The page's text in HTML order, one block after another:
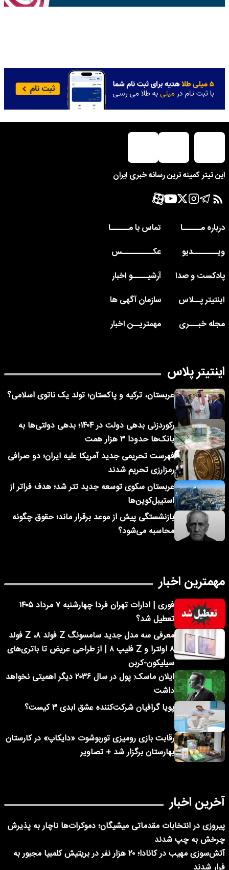
این تیتر کمینه ترین رسانه خبری ایران
درباره مــــــا
تماس با مــــــا
ویــــــــدیو
عکــــــــــس
پادکست و صدا
آرشیـــــو اخبار
اینتیتر پــلاس
سازمان آگهی ها
مجله خبـــری
مهمتریــن اخبار
اینتیتر پلاس
عربستان، ترکیه و پاکستان؛ تولد یک ناتوی اسلامی؟
رکوردزنی بدهی دولت در ۱۴۰۴؛ بدهی دولتی‌ها به
بانک‌ها حدودا ۳ هزار همت
فهرست تحریمی جدید آمریکا علیه ایران؛ دو صرافی
رمزارزی تحریم شدند
عربستان سکوی توسعه جدید تتر شد؛ هدف فراتر از
استیبل‌کوین‌ها
بازنشستگی پیش از موعد برقرار ماند؛ حقوق چگونه
محاسبه می‌شود؟
مهمترین اخبار
فوری | ادارات تهران فردا چهارشنبه ۷ مرداد ۱۴۰۵
تعطیل شد؟
معرفی سه مدل جدید سامسونگ Z فولد ۸، Z فولد
۸ اولترا و Z فلیپ ۸ | از طراحی عریض تا باتری‌های
سیلیکون-کربن
ایلان ماسک: پول در سال ۲۰۳۶ دیگر اهمیتی نخواهد
داشت
پویا گرافیان شرکت‌کننده عشق ابدی ۳ کیست؟
رقابت بازی رومیزی توربوشوت «دایکاپ» در کارستان
بهارستان برگزار شد + تصاویر
آخرین اخبار
پیروزی در انتخابات مقدماتی میشیگان؛ دموکرات‌ها ناچار به پذیرش
چرخش به چپ شدند
آتش‌سوزی مهیب در کانادا؛ ۲۰ هزار نفر در بریتیش کلمبیا مجبور به